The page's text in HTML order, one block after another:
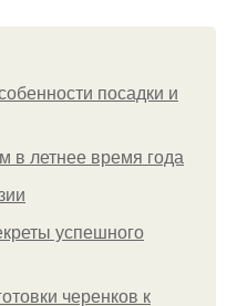
посадки и
в летнее время года
успешного
черенков к